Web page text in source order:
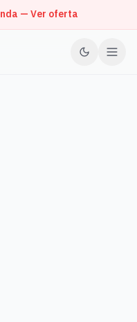
— Ver oferta